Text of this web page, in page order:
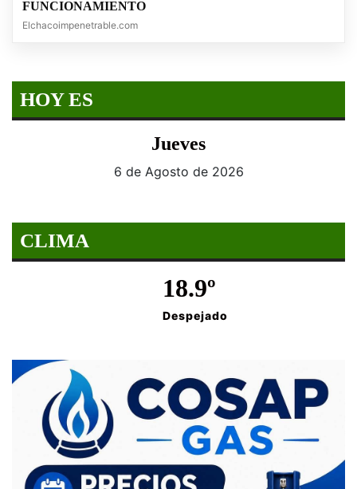
FUNCIONAMIENTO
Elchacoimpenetrable.com
HOY ES
Jueves
6 de Agosto de 2026
CLIMA
18.9º
Despejado